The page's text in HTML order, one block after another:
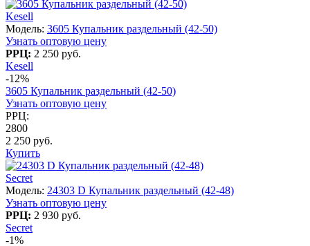
Kesell
Модель: 3605 Купальник раздельный (42-50)
Узнать оптовую цену
РРЦ: 2 250 руб.
Kesell
-12%
3605 Купальник раздельный (42-50)
Узнать оптовую цену
РРЦ:
2800
2 250 руб.
Купить
Secret
Модель: 24303 D Купальник раздельный (42-48)
Узнать оптовую цену
РРЦ: 2 930 руб.
Secret
-1%